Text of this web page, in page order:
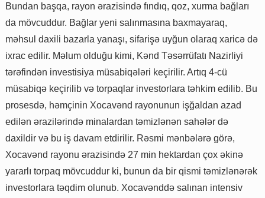
Bundan başqa, rayon ərazisində fındıq, qoz, xurma bağları
da mövcuddur. Bağlar yeni salınmasına baxmayaraq,
məhsul daxili bazarla yanaşı, sifarişə uyğun olaraq xaricə də
ixrac edilir. Məlum olduğu kimi, Kənd Təsərrüfatı Nazirliyi
tərəfindən investisiya müsabiqələri keçirilir. Artıq 4-cü
müsabiqə keçirilib və torpaqlar investorlara təhkim edilib. Bu
prosesdə, həmçinin Xocavənd rayonunun işğaldan azad
edilən ərazilərində minalardan təmizlənən sahələr də
daxildir və bu iş davam etdirilir. Rəsmi mənbələrə görə,
Xocavənd rayonu ərazisində 27 min hektardan çox əkinə
yararlı torpaq mövcuddur ki, bunun da bir qismi təmizlənərək
investorlara təqdim olunub. Xocavənddə salınan intensiv